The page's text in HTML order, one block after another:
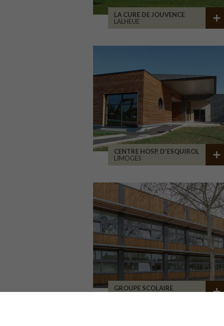
LA CURE DE JOUVENCE
LALHEUE
CENTRE HOSP. D'ESQUIROL
LIMOGES
GROUPE SCOLAIRE